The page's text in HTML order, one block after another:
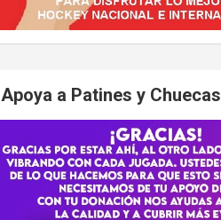
Apoya a Patines y Chuecas